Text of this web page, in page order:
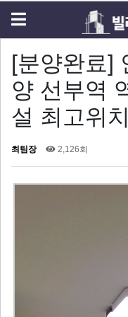
[분양완료]
양 선부역
설 최고위치
최팀장 2,126회